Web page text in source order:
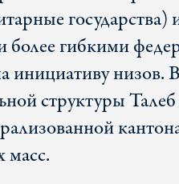
государства)
более гибкими
инициативу низов.
структуры